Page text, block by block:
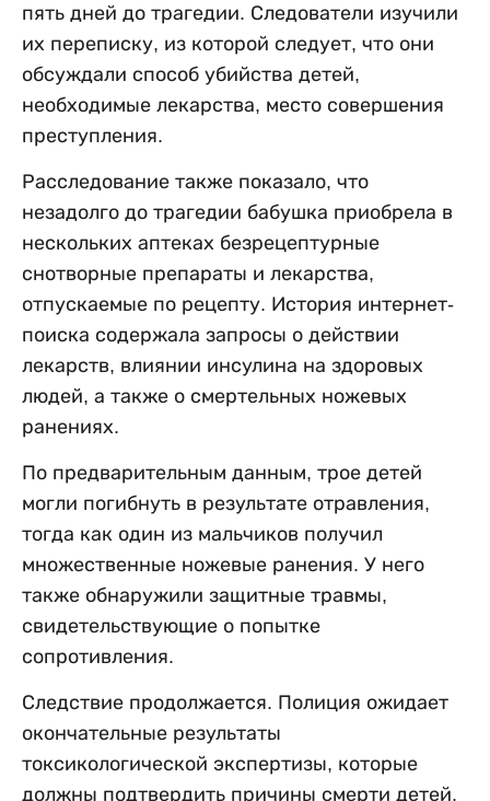
пять дней до трагедии. Следователи изучили
их переписку, из которой следует, что они
обсуждали способ убийства детей,
необходимые лекарства, место совершения
преступления.
Расследование также показало, что
незадолго до трагедии бабушка приобрела в
нескольких аптеках безрецептурные
снотворные препараты и лекарства,
отпускаемые по рецепту. История интернет-
поиска содержала запросы о действии
лекарств, влиянии инсулина на здоровых
людей, а также о смертельных ножевых
ранениях.
По предварительным данным, трое детей
могли погибнуть в результате отравления,
тогда как один из мальчиков получил
множественные ножевые ранения. У него
также обнаружили защитные травмы,
свидетельствующие о попытке
сопротивления.
Следствие продолжается. Полиция ожидает
окончательные результаты
токсикологической экспертизы, которые
должны подтвердить причины смерти детей.